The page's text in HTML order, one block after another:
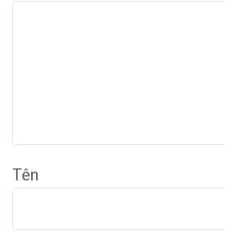
Tên